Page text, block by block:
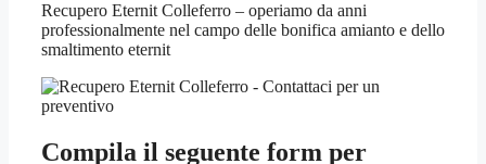
Recupero Eternit Colleferro – operiamo da anni
professionalmente nel campo delle bonifica amianto e dello
smaltimento eternit
Compila il seguente form per